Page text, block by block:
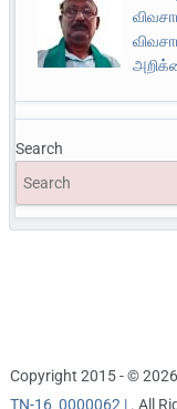
Search
Copyright 2015 - ©
TN-16_0000062 | . All